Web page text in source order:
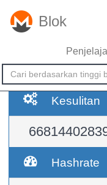
Blok
Kesulitan
Hashrate